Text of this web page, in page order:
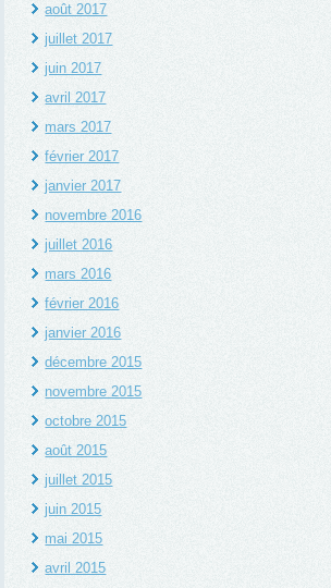
août 2017
juillet 2017
juin 2017
avril 2017
mars 2017
février 2017
janvier 2017
novembre 2016
juillet 2016
mars 2016
février 2016
janvier 2016
décembre 2015
novembre 2015
octobre 2015
août 2015
juillet 2015
juin 2015
mai 2015
avril 2015